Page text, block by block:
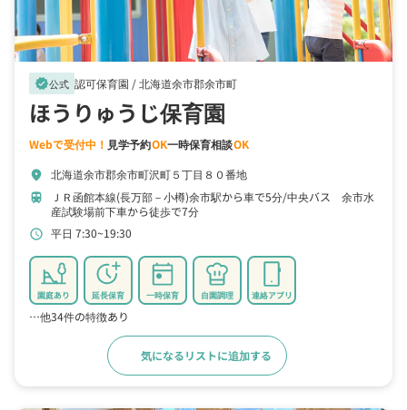
verified公式 認可保育園 /北海道余市郡余市町
ほうりゅうじ保育園
Webで受付中！ 見学予約OK一時保育相談OK
location_on 北海道余市郡余市町沢町５丁目８０番地
train ＪＲ函館本線(長万部－小樽)余市駅から車で5分 中央バス 余市水
産試験場前下車から徒歩で7分
schedule 平日 7:30~19:30
園庭あり 延長保育 一時保育 自園調理 連絡アプリ
…他34件の特徴あり
気になるリストに追加する